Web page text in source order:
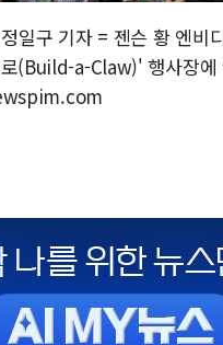
일구 기자 = 젠슨 황 엔비
(Build-a-Claw)' 행사장에